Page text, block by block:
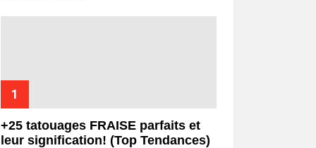
+25 tatouages ​​FRAISE parfaits et
leur signification! (Top Tendances)